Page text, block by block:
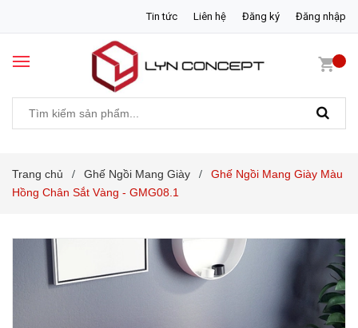
Tin tức Liên hệ Đăng ký Đăng nhập
Trang chủ / Ghế Ngồi Mang Giày /
Ghế Ngồi Mang Giày Màu
Hồng Chân Sắt Vàng - GMG08.1